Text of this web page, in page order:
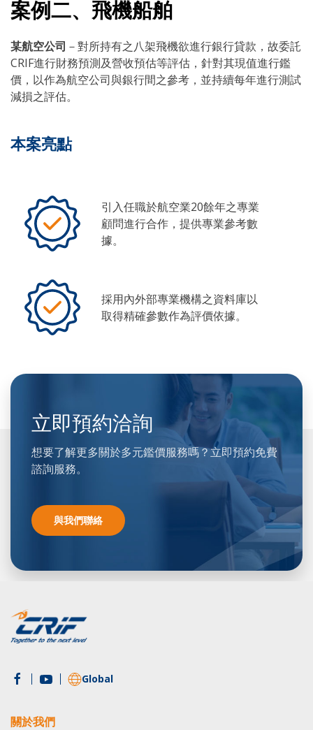
案例二、飛機船舶
某航空公司 －對所持有之八架飛機欲進行銀行貸款，故委託
CRIF進行財務預測及營收預估等評估，針對其現值進行鑑
價，以作為航空公司與銀行間之參考，並持續每年進行測試
減損之評估。
本案亮點
引入任職於航空業20餘年之專業
顧問進行合作，提供專業參考數
據。
採用內外部專業機構之資料庫以
取得精確參數作為評價依據。
立即預約洽詢
想要了解更多關於多元鑑價服務嗎？立即預約免費
諮詢服務。
與我們聯絡
Global
關於我們